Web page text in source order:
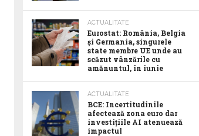
ACTUALITATE
Eurostat: România, Belgia
și Germania, singurele
state membre UE unde au
scăzut vânzările cu
amănuntul, în iunie
ACTUALITATE
BCE: Incertitudinile
afectează zona euro dar
investițiile AI atenuează
impactul